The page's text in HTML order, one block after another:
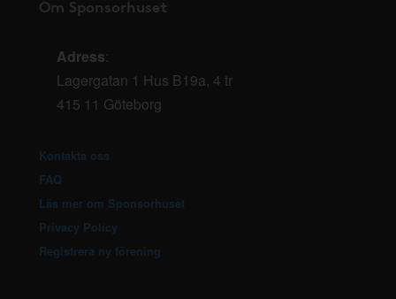
Om Sponsorhuset
Adress:
Lagergatan 1 Hus B19a, 4 tr
415 11 Göteborg
Kontakta oss
FAQ
Läs mer om Sponsorhuset
Privacy Policy
Registrera ny förening